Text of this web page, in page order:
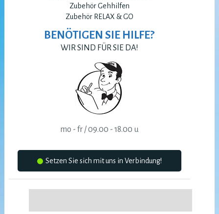
Zubehör Gehhilfen
Zubehör RELAX & GO
BENÖTIGEN SIE HILFE?
WIR SIND FÜR SIE DA!
mo - fr / 09.00 - 18.00 u
Setzen Sie sich mit uns in Verbindung!